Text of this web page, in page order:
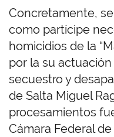
Concretamente,
como partícipe
homicidios de la
por la su
secuestro y
de Salta Miguel
procesamientos
Cámara Federal